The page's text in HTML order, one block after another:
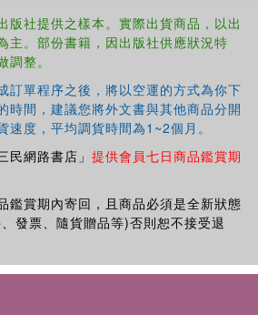
版社提供之樣本。實際出貨商品，以出
主。部份書籍，因出版社供應狀況特
整。
訂單程序之後，將以空運的方式為你下
時間，建議您將外文書與其他商品分開
速度，平均調貨時間為1~2個月。
民網路書店」 提供會員七日商品鑑賞期
鑑賞期內寄回，且商品必須是全新狀態
發票、隨貨贈品等)否則恕不接受退